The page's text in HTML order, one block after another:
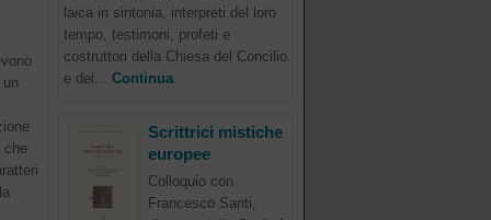
che
laica in sintonia, interpreti del loro
tempo, testimoni, profeti e
costruttori della Chiesa del Concilio
e del... Continua
Scrittrici mistiche
europee
Colloquio con
Francesco Santi,